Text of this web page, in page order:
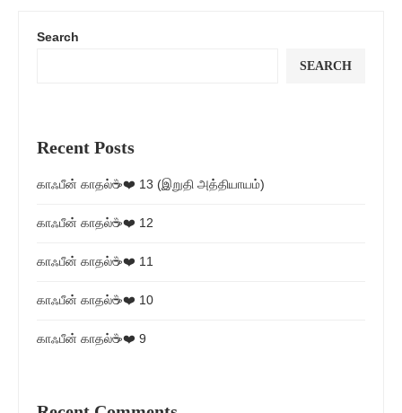
Search
SEARCH
Recent Posts
காஃபீன் காதல்☕❤️ 13 (இறுதி அத்தியாயம்)
காஃபீன் காதல்☕❤️ 12
காஃபீன் காதல்☕❤️ 11
காஃபீன் காதல்☕❤️ 10
காஃபீன் காதல்☕❤️ 9